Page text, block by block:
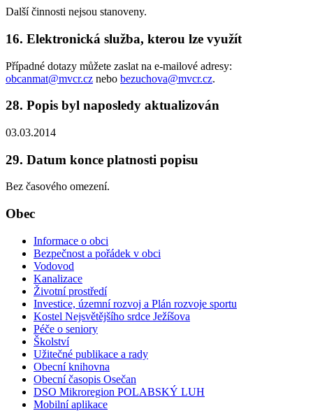
Další činnosti nejsou stanoveny.
16. Elektronická služba, kterou lze využít
Případné dotazy můžete zaslat na e-mailové adresy:
obcanmat@mvcr.cz nebo bezuchova@mvcr.cz.
28. Popis byl naposledy aktualizován
03.03.2014
29. Datum konce platnosti popisu
Bez časového omezení.
Obec
Informace o obci
Bezpečnost a pořádek v obci
Vodovod
Kanalizace
Životní prostředí
Investice, územní rozvoj a Plán rozvoje sportu
Kostel Nejsvětějšího srdce Ježíšova
Péče o seniory
Školství
Užitečné publikace a rady
Obecní knihovna
Obecní časopis Osečan
DSO Mikroregion POLABSKÝ LUH
Mobilní aplikace